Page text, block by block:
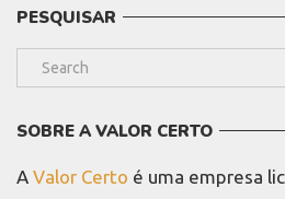
PESQUISAR
SOBRE A VALOR CERTO
A Valor Certo é uma empresa